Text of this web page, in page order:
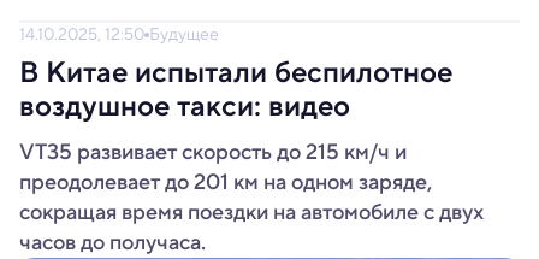
14.10.2025, 12:50 Будущее
В Китае испытали беспилотное
воздушное такси: видео
VT35 развивает скорость до 215 км/ч и
преодолевает до 201 км на одном заряде,
сокращая время поездки на автомобиле с двух
часов до получаса.